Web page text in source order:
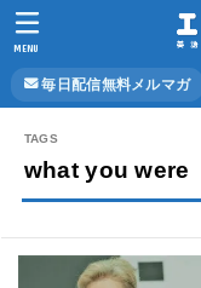
毎日配信無料メルマガ
MENU
what you were